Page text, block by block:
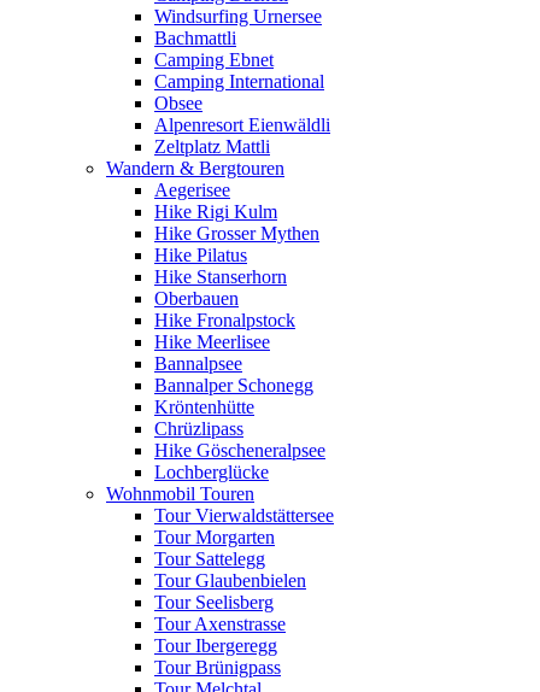
Windsurfing Urnersee
Bachmattli
Camping Ebnet
Camping International
Obsee
Alpenresort Eienwäldli
Zeltplatz Mattli
Wandern & Bergtouren
Aegerisee
Hike Rigi Kulm
Hike Grosser Mythen
Hike Pilatus
Hike Stanserhorn
Oberbauen
Hike Fronalpstock
Hike Meerlisee
Bannalpsee
Bannalper Schonegg
Kröntenhütte
Chrüzlipass
Hike Göscheneralpsee
Lochberglücke
Wohnmobil Touren
Tour Vierwaldstättersee
Tour Morgarten
Tour Sattelegg
Tour Glaubenbielen
Tour Seelisberg
Tour Axenstrasse
Tour Ibergeregg
Tour Brünigpass